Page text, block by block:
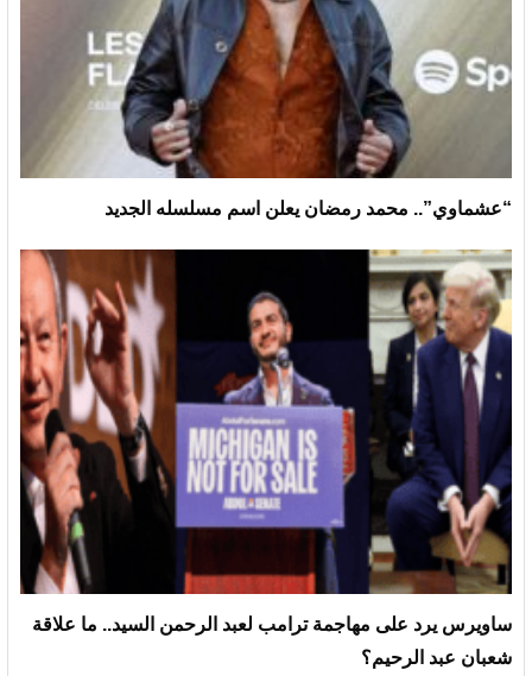
“عشماوي”.. محمد رمضان يعلن اسم مسلسله الجديد
ساويرس يرد على مهاجمة ترامب لعبد الرحمن السيد.. ما علاقة
شعبان عبد الرحيم؟